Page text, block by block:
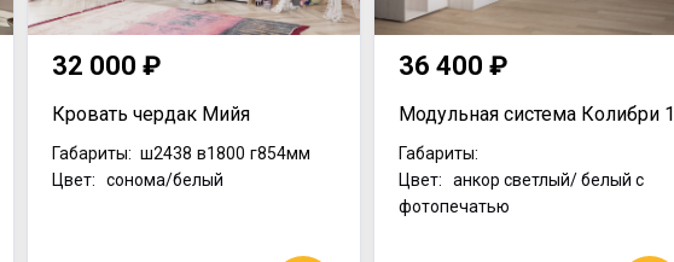
32 000 ₽
Кровать чердак Мийя
Габариты: ш2438 в1800 г854мм
Цвет: сонома/белый
36 400 ₽
Модульная система Колибри 1
Габариты:
Цвет: анкор светлый/ белый с
фотопечатью